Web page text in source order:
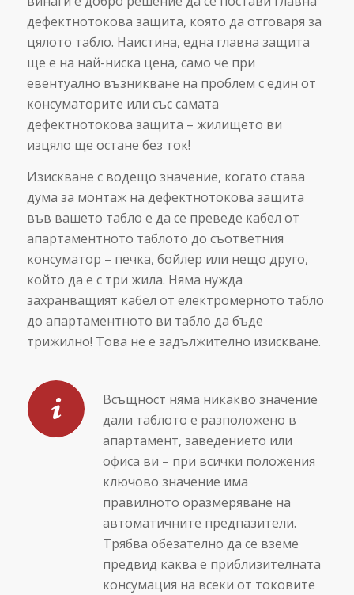
дефектнотокова защита, която да отговаря за
цялото табло. Наистина, една главна защита
ще е на най-ниска цена, само че при
евентуално възникване на проблем с един от
консуматорите или със самата
дефектнотокова защита – жилището ви
изцяло ще остане без ток!
Изискване с водещо значение, когато става
дума за монтаж на дефектнотокова защита
във вашето табло е да се преведе кабел от
апартаментното таблото до съответния
консуматор – печка, бойлер или нещо друго,
който да е с три жила. Няма нужда
захранващият кабел от електромерното табло
до апартаментното ви табло да бъде
трижилно! Това не е задължително изискване.
Всъщност няма никакво значение
дали таблото е разположено в
апартамент, заведението или
офиса ви – при всички положения
ключово значение има
правилното оразмеряване на
автоматичните предпазители.
Трябва обезателно да се вземе
предвид каква е приблизителната
консумация на всеки от токовите